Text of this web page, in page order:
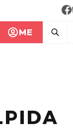
ME